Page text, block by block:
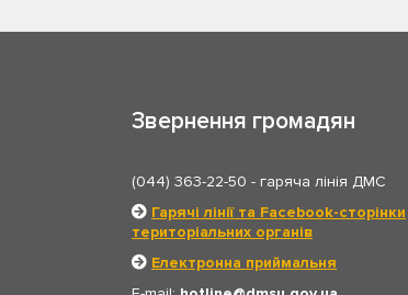
Звернення громадян
(044) 363-22-50 - гаряча лінія ДМС
Гарячі лінії та Facebook-сторінки
територіальних органів
Електронна приймальня